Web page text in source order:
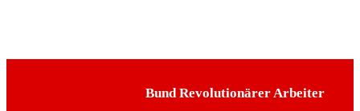
Bund Revolutionärer Arbeiter